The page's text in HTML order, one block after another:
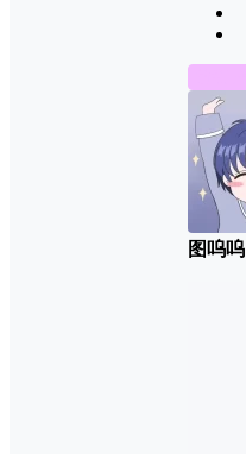
图呜呜